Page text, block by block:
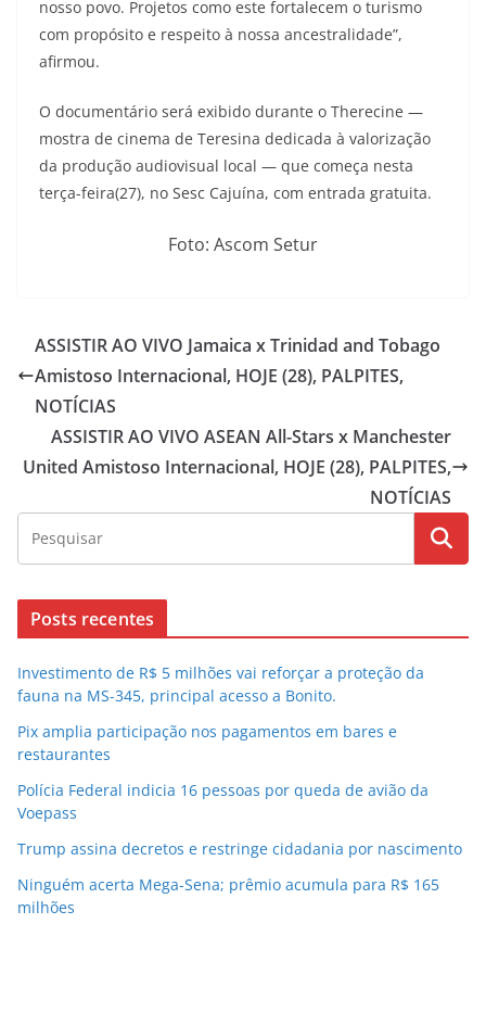
nosso povo. Projetos como este fortalecem o turismo
com propósito e respeito à nossa ancestralidade”,
afirmou.
O documentário será exibido durante o Therecine —
mostra de cinema de Teresina dedicada à valorização
da produção audiovisual local — que começa nesta
terça-feira(27), no Sesc Cajuína, com entrada gratuita.
Foto: Ascom Setur
ASSISTIR AO VIVO Jamaica x Trinidad and Tobago
Amistoso Internacional, HOJE (28), PALPITES,
NOTÍCIAS
ASSISTIR AO VIVO ASEAN All-Stars x Manchester
United Amistoso Internacional, HOJE (28), PALPITES,
NOTÍCIAS
Posts recentes
Investimento de R$ 5 milhões vai reforçar a proteção da
fauna na MS-345, principal acesso a Bonito.
Pix amplia participação nos pagamentos em bares e
restaurantes
Polícia Federal indicia 16 pessoas por queda de avião da
Voepass
Trump assina decretos e restringe cidadania por nascimento
Ninguém acerta Mega-Sena; prêmio acumula para R$ 165
milhões